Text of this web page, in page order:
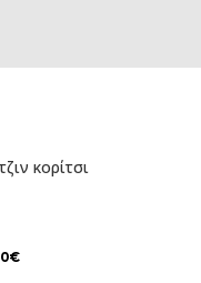
κορίτσι
€